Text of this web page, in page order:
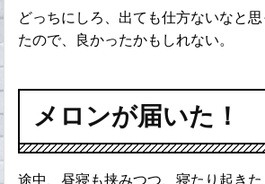
どっちにしろ、出ても仕方ないなと
たので、良かったかもしれない。
メロンが届いた！